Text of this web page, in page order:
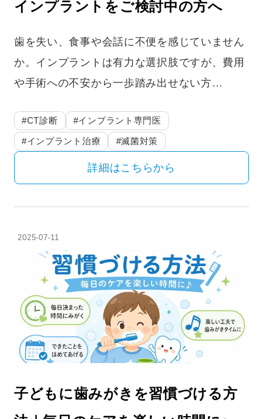
インプラントをご検討中の方へ
歯を失い、食事や会話に不便を感じていません
か。インプラントは有力な選択肢ですが、費用
や手術への不安から一歩踏み出せない方…
#CT診断 #インプラント専門医
#インプラント治療 #滅菌対策
詳細はこちらから
2025-07-11
子どもに歯みがきを習慣づける方